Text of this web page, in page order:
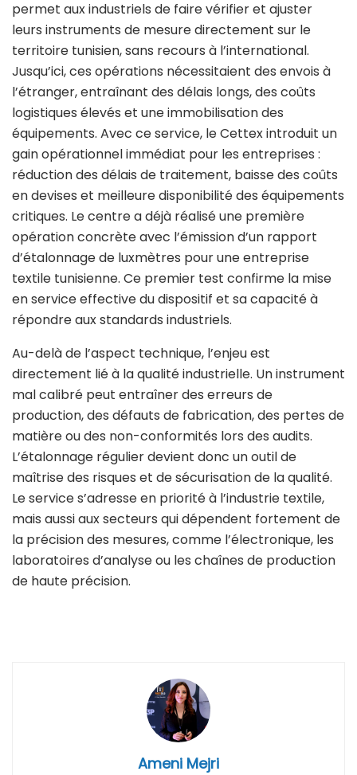
permet aux industriels de faire vérifier et ajuster
leurs instruments de mesure directement sur le
territoire tunisien, sans recours à l’international.
Jusqu’ici, ces opérations nécessitaient des envois à
l’étranger, entraînant des délais longs, des coûts
logistiques élevés et une immobilisation des
équipements. Avec ce service, le Cettex introduit un
gain opérationnel immédiat pour les entreprises :
réduction des délais de traitement, baisse des coûts
en devises et meilleure disponibilité des équipements
critiques. Le centre a déjà réalisé une première
opération concrète avec l’émission d’un rapport
d’étalonnage de luxmètres pour une entreprise
textile tunisienne. Ce premier test confirme la mise
en service effective du dispositif et sa capacité à
répondre aux standards industriels.
Au-delà de l’aspect technique, l’enjeu est
directement lié à la qualité industrielle. Un instrument
mal calibré peut entraîner des erreurs de
production, des défauts de fabrication, des pertes de
matière ou des non-conformités lors des audits.
L’étalonnage régulier devient donc un outil de
maîtrise des risques et de sécurisation de la qualité.
Le service s’adresse en priorité à l’industrie textile,
mais aussi aux secteurs qui dépendent fortement de
la précision des mesures, comme l’électronique, les
laboratoires d’analyse ou les chaînes de production
de haute précision.
Ameni Mejri